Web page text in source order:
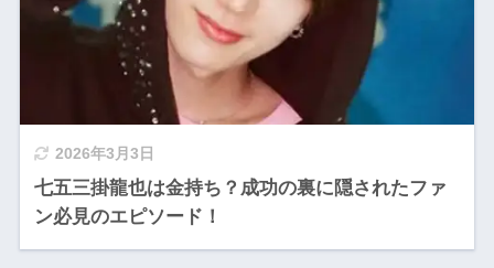
2026年3月3日
七五三掛龍也は金持ち？成功の裏に隠されたファ
ン必見のエピソード！